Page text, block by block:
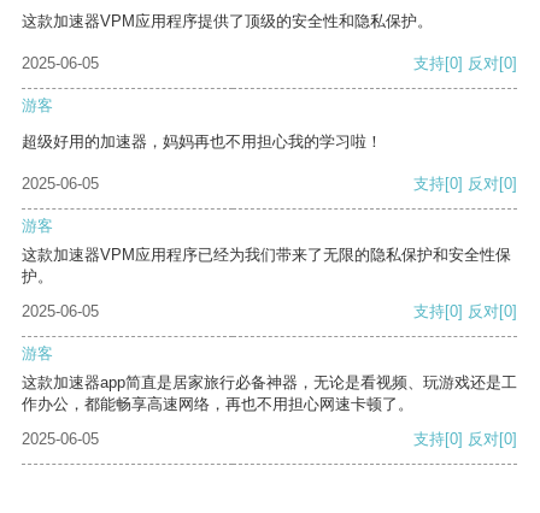
这款加速器VPM应用程序提供了顶级的安全性和隐私保护。
2025-06-05 支持[0] 反对[0]
游客
超级好用的加速器，妈妈再也不用担心我的学习啦！
2025-06-05 支持[0] 反对[0]
游客
这款加速器VPM应用程序已经为我们带来了无限的隐私保护和安全性保
护。
2025-06-05
支持[0] 反对[0]
游客
这款加速器app简直是居家旅行必备神器，无论是看视频、玩游戏还是工
作办公，都能畅享高速网络，再也不用担心网速卡顿了。
2025-06-05
支持[0] 反对[0]